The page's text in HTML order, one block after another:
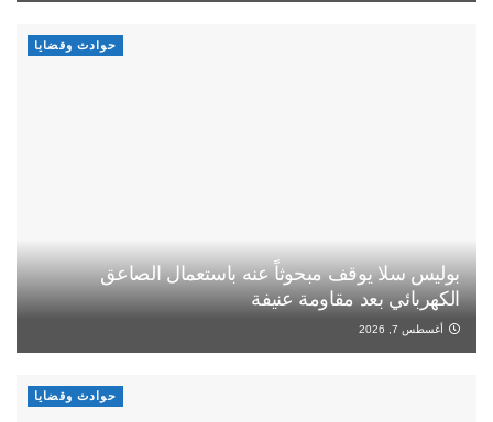
حوادث وقضايا
بوليس سلا يوقف مبحوثاً عنه باستعمال الصاعق
الكهربائي بعد مقاومة عنيفة
أغسطس 7, 2026
حوادث وقضايا